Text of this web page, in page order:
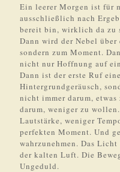
Ein leerer Morgen ist für
ausschließlich nach
bereit bin, wirklich da zu
Dann wird der Nebel
sondern zum Moment.
nicht nur Hoffnung auf
Dann ist der erste Ruf
Hintergrundgeräusch,
nicht immer darum,
darum, weniger zu
Lautstärke, weniger
perfekten Moment. Und
wahrzunehmen. Das
der kalten Luft. Die
Ungeduld.